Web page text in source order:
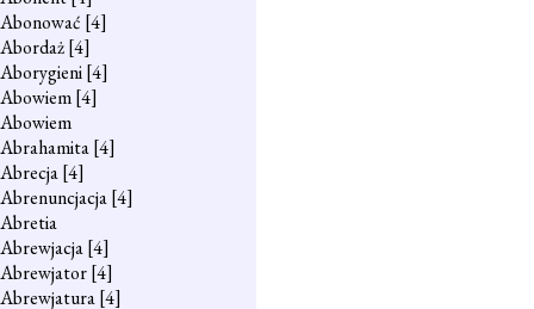
Abonować [4]
Abordaż[4]
Aborygieni[4]
Abowiem[4]
Abowiem
Abrahamita[4]
Abrecja[4]
Abrenuncjacja[4]
Abretia
Abrewjacja[4]
Abrewjator[4]
Abrewjatura[4]